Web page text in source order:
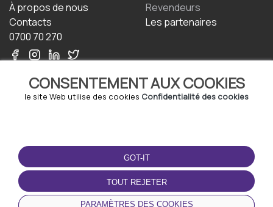
CONSENTEMENT AUX COOKIES
le site Web utilise des cookies Confidentialité des cookies
GOT-IT
TOUT REJETER
PARAMÈTRES DES COOKIES
À propos de nous
Contacts
0700 70 270
Revendeurs
Les partenaires
TERMS-OF-USE
Termes et conditions
Politique de confidentialité
Politique relative aux
cookies
TÉLÉCHARGEZ
L'APPLICATION